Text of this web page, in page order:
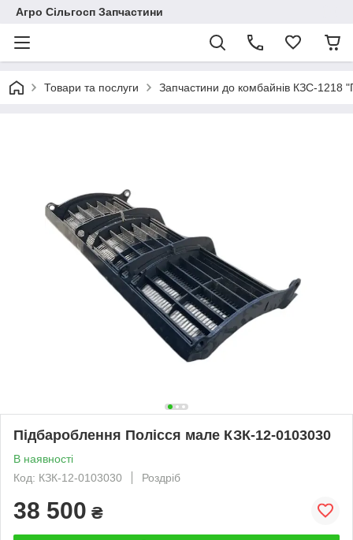
Агро Сільгосп Запчастини
Товари та послуги Запчастини до комбайнів КЗС-
Підбароблення Полісся мале КЗК-12-0103030
В наявності
Код: КЗК-12-0103030
Роздріб
38 500 ₴